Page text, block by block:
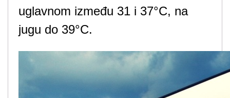
uglavnom između 31 i 37°C, na
jugu do 39°C.